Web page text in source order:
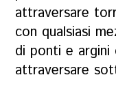
attraversare
con qualsiasi
di ponti e
attraversare